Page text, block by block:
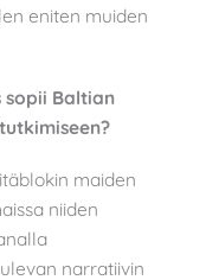
eniten muiden
sopii Baltian
maiden
niiden
narratiivin